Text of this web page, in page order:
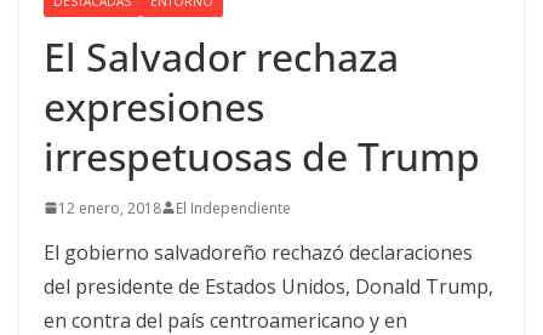
El Salvador rechaza
expresiones
irrespetuosas de Trump
12 enero, 2018 El Independiente
El gobierno salvadoreño rechazó declaraciones
del presidente de Estados Unidos, Donald Trump,
en contra del país centroamericano y en